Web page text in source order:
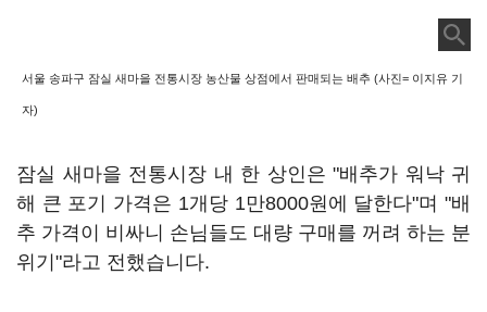
서울 송파구 잠실 새마을 전통시장 농산물 상점에서 판매되는 배추 (사진= 이지유 기
자)
잠실 새마을 전통시장 내 한 상인은 "배추가 워낙 귀
해 큰 포기 가격은 1개당 1만8000원에 달한다"며 "배
추 가격이 비싸니 손님들도 대량 구매를 꺼려 하는 분
위기"라고 전했습니다.